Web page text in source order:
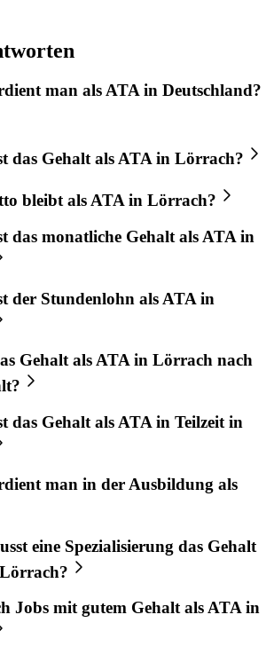
man als ATA in Deutschland?
das Gehalt als ATA in Lörrach?
bleibt als ATA in Lörrach?
das monatliche Gehalt als ATA in
der Stundenlohn als ATA in
Gehalt als ATA in Lörrach nach
das Gehalt als ATA in Teilzeit in
man in der Ausbildung als
eine Spezialisierung das Gehalt
Jobs mit gutem Gehalt als ATA in